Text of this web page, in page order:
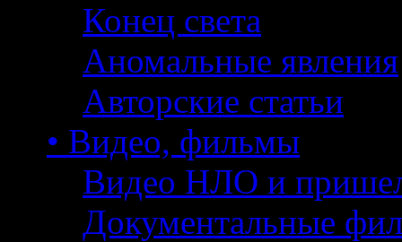
Конец света
Аномальные явления
Авторские статьи
• Видео, фильмы
Видео НЛО и
Документальные